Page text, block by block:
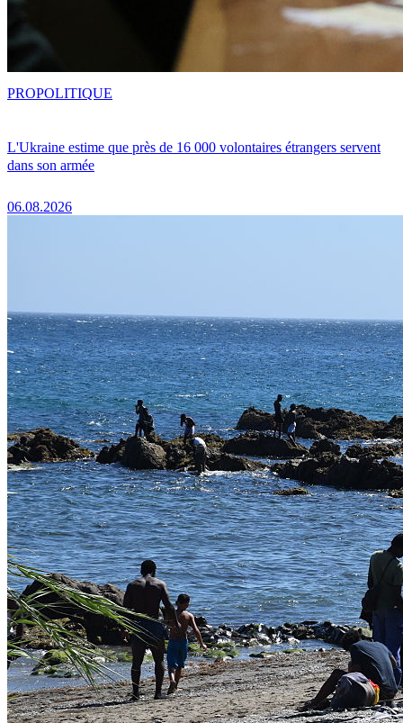
L'Ukraine estime que près de 16 000 volontaires étrangers servent
dans son armée
06.08.2026
PROPOLITIQUE